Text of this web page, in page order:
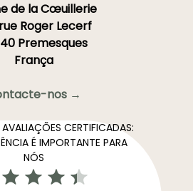
de la Cœuillerie
rue Roger Lecerf
Premesques
França
nos →
CERTIFICADAS:
É IMPORTANTE PARA
NÓS